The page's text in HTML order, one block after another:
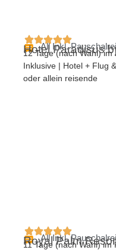
All Inkl.
Hotel Paradisus
12 Tage (nach Wahl)
Inklusive | Hotel + Flug
oder allein reisende
All Inkl.
Royal Palm
11 Tage (nach Wahl) im